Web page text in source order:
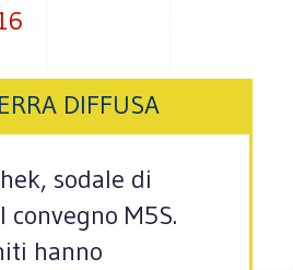
DIFFUSA
sodale di
convegno M5S.
hanno